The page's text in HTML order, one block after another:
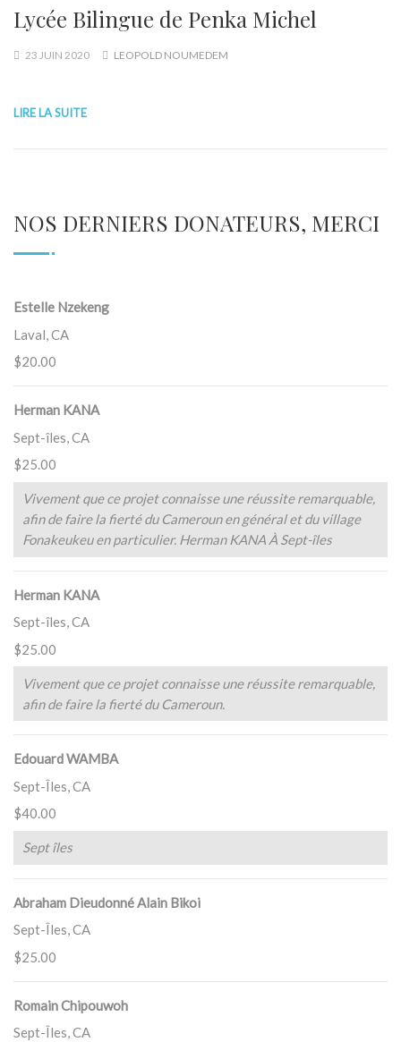
Lycée Bilingue de Penka Michel
23 JUIN 2020 LEOPOLD NOUMEDEM
LIRE LA SUITE
NOS DERNIERS DONATEURS, MERCI
Estelle Nzekeng
Laval, CA
$20.00
Herman KANA
Sept-îles, CA
$25.00
Vivement que ce projet connaisse une réussite remarquable,
afin de faire la fierté du Cameroun en général et du village
Fonakeukeu en particulier. Herman KANA À Sept-îles
Herman KANA
Sept-îles, CA
$25.00
Vivement que ce projet connaisse une réussite remarquable,
afin de faire la fierté du Cameroun.
Edouard WAMBA
Sept-Îles, CA
$40.00
Sept îles
Abraham Dieudonné Alain Bikoi
Sept-Îles, CA
$25.00
Romain Chipouwoh
Sept-Îles, CA